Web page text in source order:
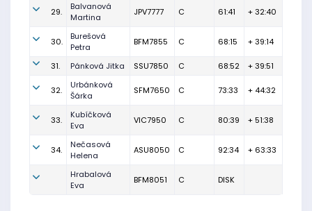
29.
Balvanová
Martina
JPV7777 C 61:41 + 32:40
30.
Burešová
Petra
BFM7855 C 68:15 + 39:14
31. Pánková Jitka SSU7850 C 68:52 + 39:51
32.
Urbánková
Šárka
SFM7650 C 73:33 + 44:32
33.
Kubíčková
Eva
VIC7950 C 80:39 + 51:38
34.
Nečasová
Helena
ASU8050 C 92:34 + 63:33
Hrabalová
Eva
BFM8051 C DISK